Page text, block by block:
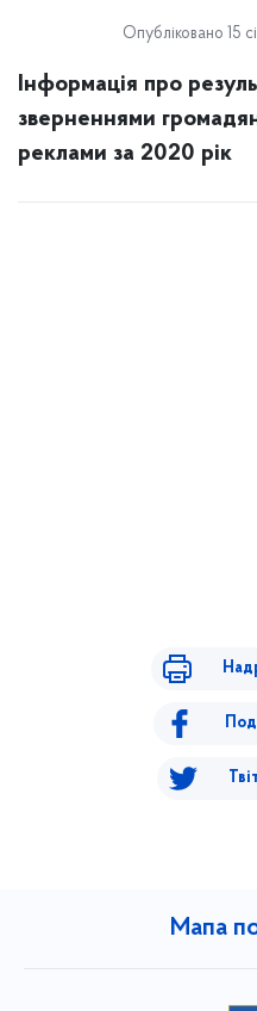
Опубліковано 15
Інформація про
зверненнями
реклами за 2020 рік
Мапа